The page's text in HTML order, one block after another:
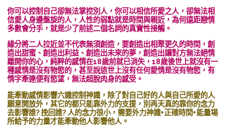
你可以控制自己卻無法掌控別人，你可以相信所愛之人，卻無法相
信愛人身邊盤旋的人，人性的弱點就是時間與親近，為何遠距戀情
多數會分手，就是少了前述二個名詞的真實性接觸。
緣分將二人拉近並不代表無須創造，要創造出相聚更久的時間，創
造出甜蜜、創造出利益、創造出未來的夢，創造出讓對方無法絕情
離開你的心，純粹的感情在18歲前就已消失，18歲後世上就沒有一
種感情是沒有物慾的，甚至說這世上沒有任何愛情是沒有物慾，有
情字牽連便有慾望，無法超脫肉身的感受。
能牽動感情影響六識控制神識，除了對自己好的人與自己所愛的人
願意開放外，其它的都只能靠外力的支援，別再天真的靠你的念力
去影響誰? 挽回誰? 人的念力很小，需要外力神識+正確時間+能量場
所給予的力量才能牽動他人影響他人。